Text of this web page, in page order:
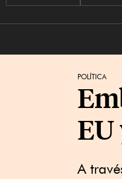
POLÍTICA
A